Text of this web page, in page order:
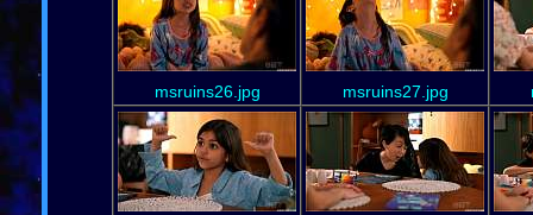
msruins26.jpg msruins27.jpg